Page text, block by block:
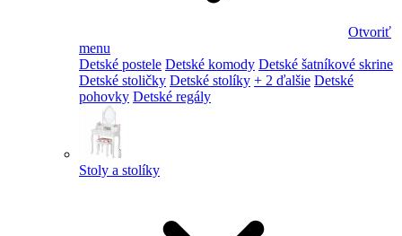
Otvoriť
menu
Detské postele Detské komody Detské šatníkové skrine
Detské stoličky Detské stolíky + 2 ďalšie Detské
pohovky Detské regály
Stoly a stolíky